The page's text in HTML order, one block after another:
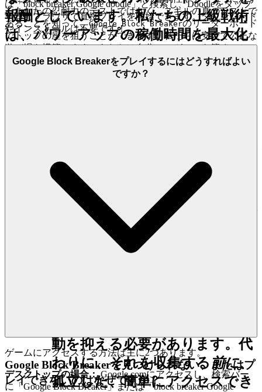
報酬としています。私たちの上級戦術
は、パワーアップの稼働時間を最大化
し、画面クリアイベントを作成するこ
とで、これを最大限に活用するように
原則：
この戦術は、圧倒的なポ
イントと乗数の増加を引き起こ
すために、破壊力を最大化し、
ボードが十分に密集するまでマ
ルチボールパワーアップの起動
動を抑える必要があります。代
わりに、それを収集する 前に、
孤立した、簡単にアクセスでき
るあなたの忍耐力のテストではなく、スキルの真のテストで
あることを知って、Google Block Breakerのリーダーボード
でトップの座を狙うことができます。私たちは安全で公正な
遊び場を構築します。あなたは自分のレガシーを築くことに
集中できます。
あり、品質、革新性、そしてプレイヤーの楽しさに関する厳
しい基準を満たすゲームのみを提供します。私たちは、真の
やりがいと洗練された体験を提供するタイトルを細心の注意
を払って選び、私たちのプラットフォームで発見するすべて
のゲームがあなたの注意に値することを保証します。ここで
は、何千ものクローンゲームは見つかりません。私たちは、
があなたの時間に値する優れたゲーム
であると信じているため、それを特集しています。それが私
は「block breaker Google doodle」と検索し、Doodleをタップ
するとブラウザで直接プレイを開始できます。ダウンロード
やインストールは不要です！
Google Block Breakerをプレイするにはどうすればよい
ですか？
ゲームにアクセスする方法は主に2つあります。
デスクトップの場合：Google.comにアクセスし、検索バー
に「Google Block Breaker」または「block breaker Google
Google Block Breakerを見つけられない、またはプ
レイできないのはなぜですか？